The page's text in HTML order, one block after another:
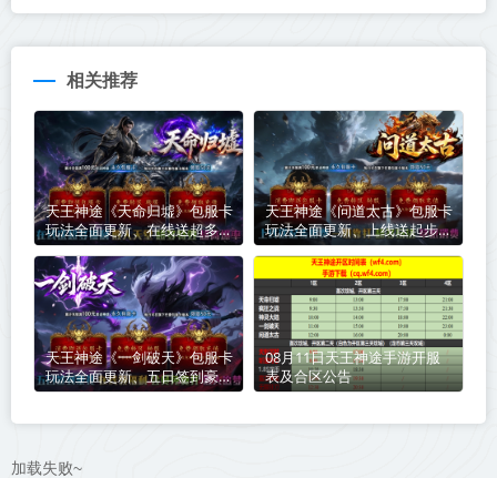
相关推荐
天王神途《天命归墟》包服卡
玩法全面更新、在线送超多福
利、散人天堂、超多特效、超
高爆率（剑魂洗练特色玩法邀
你来战）
天王神途《问道太古》包服卡
玩法全面更新、上线送起步路
费、一切靠打、超多玩法、草
根消费（成长神器特色玩法邀
你来战）
天王神途《一剑破天》包服卡
玩法全面更新、五日签到豪
礼、在线领福利、会员免费
08月11日天王神途手游开服
表及合区公告
加载失败~